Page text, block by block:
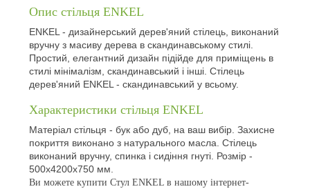
Опис стільця ENKEL
ENKEL - дизайнерський дерев'яний стілець, виконаний
вручну з масиву дерева в скандинавському стилі.
Простий, елегантний дизайн підійде для приміщень в
стилі мінімалізм, скандинавський і інші. Стілець
дерев'яний ENKEL - скандинавський у всьому.
Характеристики стільця ENKEL
Матеріал стільця - бук або дуб, на ваш вибір. Захисне
покриття виконано з натурального масла. Стілець
виконаний вручну, спинка і сидіння гнуті. Розмір -
500х4200х750 мм.
Ви можете купити Стул ENKEL в нашому інтернет-